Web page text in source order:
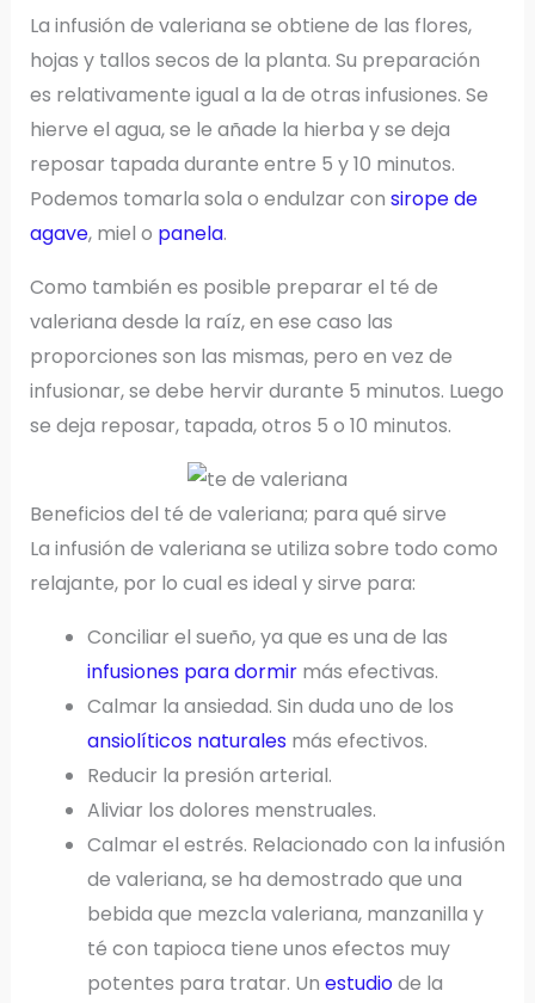
La infusión de valeriana se obtiene de las flores,
hojas y tallos secos de la planta. Su preparación
es relativamente igual a la de otras infusiones. Se
hierve el agua, se le añade la hierba y se deja
reposar tapada durante entre 5 y 10 minutos.
Podemos tomarla sola o endulzar con sirope de
agave, miel o panela.
Como también es posible preparar el té de
valeriana desde la raíz, en ese caso las
proporciones son las mismas, pero en vez de
infusionar, se debe hervir durante 5 minutos. Luego
se deja reposar, tapada, otros 5 o 10 minutos.
Beneficios del té de valeriana; para qué sirve
La infusión de valeriana se utiliza sobre todo como
relajante, por lo cual es ideal y sirve para:
Conciliar el sueño, ya que es una de las
infusiones para dormirmás efectivas.
Calmar la ansiedad. Sin duda uno de los
ansiolíticos naturalesmás efectivos.
Reducir la presión arterial.
Aliviar los dolores menstruales.
Calmar el estrés. Relacionado con la infusión
de valeriana, se ha demostrado que una
bebida que mezcla valeriana, manzanilla y
té con tapioca tiene unos efectos muy
potentes para tratar. Un estudiode la